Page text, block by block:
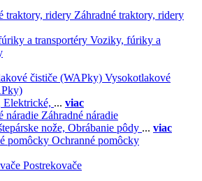
Záhradné traktory, ridery
Voziky, fúriky a
Vysokotlakové
Elektrické, ... viac
Záhradné náradie
nože, Obrábanie pôdy ... viac
Ochranné pomôcky
Postrekovače